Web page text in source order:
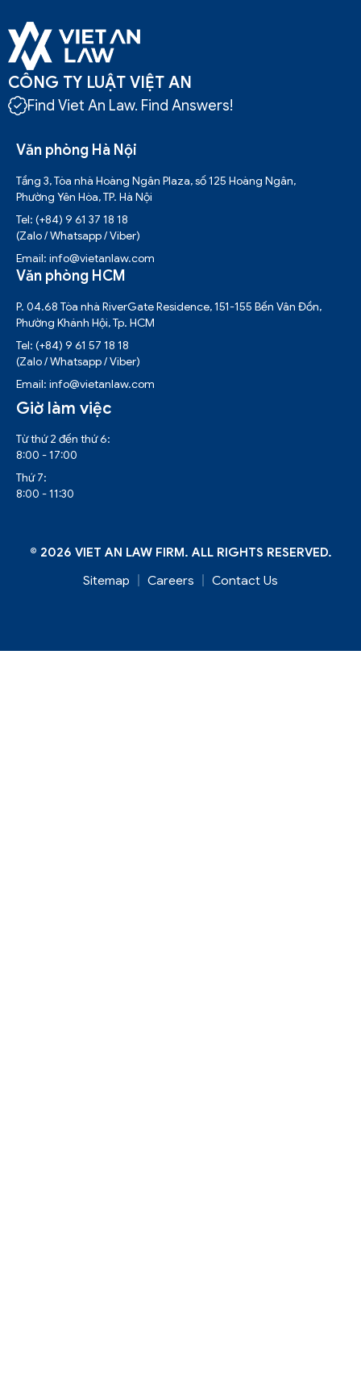
CÔNG TY LUẬT VIỆT AN
Find Viet An Law. Find Answers!
Văn phòng Hà Nội
Tầng 3, Tòa nhà Hoàng Ngân Plaza, số 125 Hoàng Ngân,
Phường Yên Hòa, TP. Hà Nội
Tel: (+84) 9 61 37 18 18
(Zalo / Whatsapp / Viber)
Email: info@vietanlaw.com
Văn phòng HCM
P. 04.68 Tòa nhà RiverGate Residence, 151-155 Bến Vân Đồn,
Phường Khánh Hội, Tp. HCM
Tel: (+84) 9 61 57 18 18
(Zalo / Whatsapp / Viber)
Email: info@vietanlaw.com
Giờ làm việc
Từ thứ 2 đến thứ 6:
8:00 - 17:00
Thứ 7:
8:00 - 11:30
© 2026 VIET AN LAW FIRM. ALL RIGHTS RESERVED.
Sitemap
Careers Contact Us